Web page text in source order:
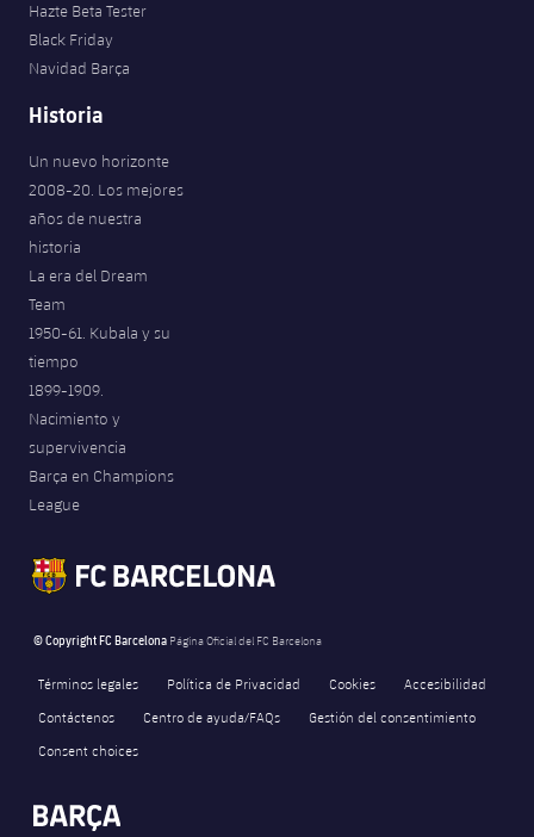
Hazte Beta Tester
Black Friday
Navidad Barça
Historia
Un nuevo horizonte
2008-20. Los mejores
años de nuestra
historia
La era del Dream
Team
1950-61. Kubala y su
tiempo
1899-1909.
Nacimiento y
supervivencia
Barça en Champions
League
© Copyright FC Barcelona Página Oficial del FC Barcelona
Términos legales Política de Privacidad Cookies
Accesibilidad
Contáctenos
Centro de ayuda/FAQs
Gestión del consentimiento
Consent choices